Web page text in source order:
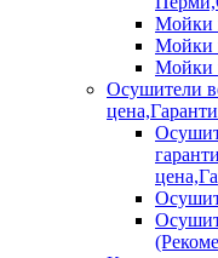
Мойки
Мойки
Мойки
Осушители